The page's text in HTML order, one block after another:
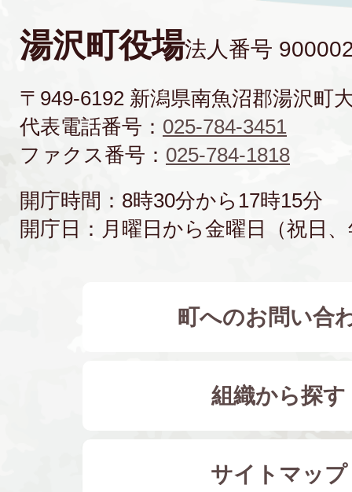
湯沢町役場法人番号
〒949-6192 新潟県南魚沼郡湯沢町
代表電話番号： 025-784-3451
ファクス番号： 025-784-1818
開庁時間：8時30分から17時15分
開庁日：月曜日から金曜日（祝日
町へのお問い合
組織から探す
サイトマップ